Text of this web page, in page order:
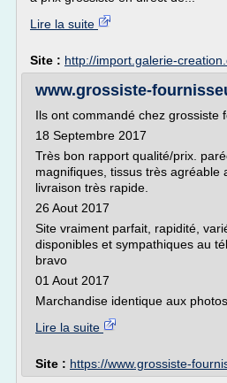
Lire la suite
Site : http://import.galerie-
www.grossiste-
Ils ont commandé chez grossiste
18 Septembre 2017
Très bon rapport qualité/prix.
magnifiques, tissus très agréable
livraison très rapide.
26 Aout 2017
Site vraiment parfait, rapidité,
disponibles et sympathiques au
bravo
01 Aout 2017
Marchandise identique aux photos
Lire la suite
Site : https://www.grossiste-